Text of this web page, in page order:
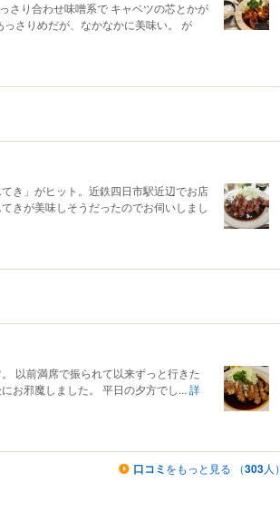
さり合わせ味噌系で キャベツの芯とかが
さりめだが、なかなかに美味い。 が
き」がヒット。近鉄四日市駅近辺でお店
きが美味しそうだったのでお伺いしまし
以前満席で振られて以来ずっと行きた
お邪魔しました。 平日の夕方でし... 詳
口コミ をもっと見る （303人）